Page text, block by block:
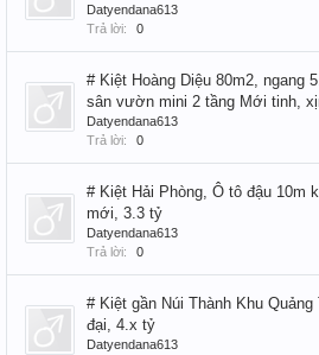
Datyendana613
Trả lời:
0
# Kiệt Hoàng Diệu 80m2, ngang
sân vườn mini 2 tầng Mới tinh,
Datyendana613
Trả lời:
0
# Kiệt Hải Phòng, Ô tô đậu 10m
mới, 3.3 tỷ
Datyendana613
Trả lời:
0
# Kiệt gần Núi Thành Khu
đại, 4.x tỷ
Datyendana613